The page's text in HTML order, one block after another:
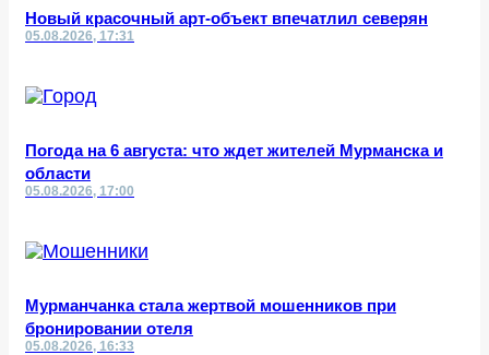
Новый красочный арт-объект впечатлил северян
05.08.2026, 17:31
Погода на 6 августа: что ждет жителей Мурманска и
области
05.08.2026, 17:00
Мурманчанка стала жертвой мошенников при
бронировании отеля
05.08.2026, 16:33